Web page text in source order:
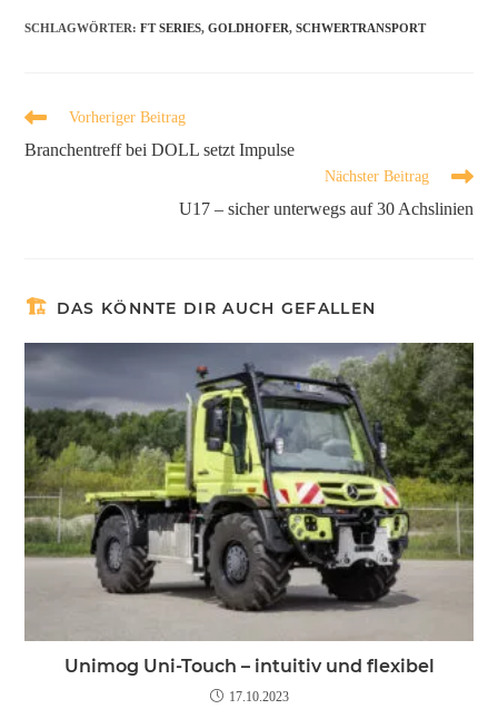
SCHLAGWÖRTER:FT SERIES, GOLDHOFER, SCHWERTRANSPORT
Vorheriger Beitrag
Branchentreff bei DOLL setzt Impulse
Nächster Beitrag
U17 – sicher unterwegs auf 30 Achslinien
DAS KÖNNTE DIR AUCH GEFALLEN
Unimog Uni-Touch – intuitiv und flexibel
17.10.2023